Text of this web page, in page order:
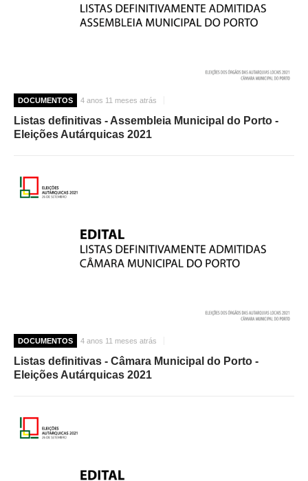
DOCUMENTOS 4 anos 11 meses atrás
Listas definitivas - Assembleia Municipal do Porto -
Eleições Autárquicas 2021
DOCUMENTOS 4 anos 11 meses atrás
Listas definitivas - Câmara Municipal do Porto -
Eleições Autárquicas 2021